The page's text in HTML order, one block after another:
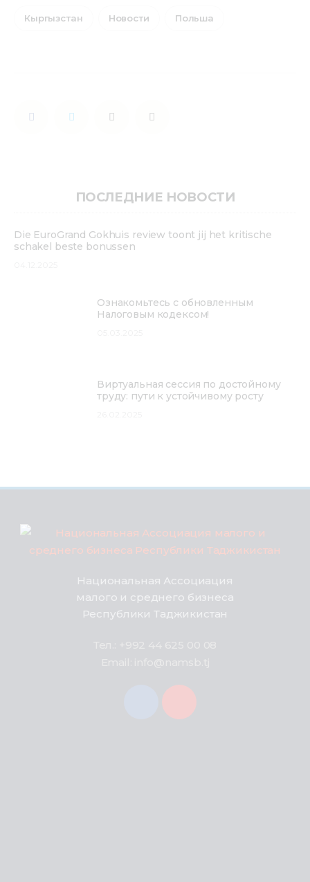
Кыргызстан Новости Польша
ПОСЛЕДНИЕ НОВОСТИ
Die EuroGrand Gokhuis review toont jij het kritische
schakel beste bonussen
Ознакомьтесь с обновленным
Налоговым кодексом!
Виртуальная сессия по достойному
труду: пути к устойчивому росту
Национальная Ассоциация
малого и среднего бизнеса
Республики Таджикистан